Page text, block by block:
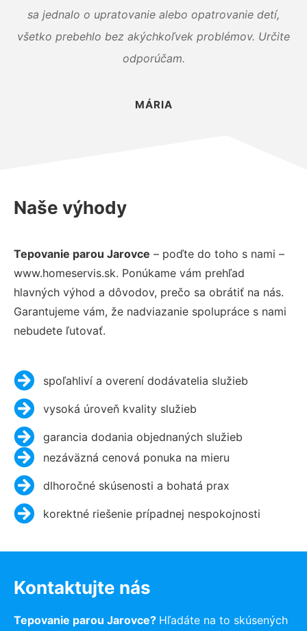
sa jednalo o upratovanie alebo opatrovanie detí,
všetko prebehlo bez akýchkoľvek problémov. Určite
odporúčam.
MÁRIA
Naše výhody
Tepovanie parou Jarovce – poďte do toho s nami –
www.homeservis.sk. Ponúkame vám prehľad
hlavných výhod a dôvodov, prečo sa obrátiť na nás.
Garantujeme vám, že nadviazanie spolupráce s nami
nebudete ľutovať.
spoľahliví a overení dodávatelia služieb
vysoká úroveň kvality služieb
garancia dodania objednaných služieb
nezáväzná cenová ponuka na mieru
dlhoročné skúsenosti a bohatá prax
korektné riešenie prípadnej nespokojnosti
Kontaktujte nás
Tepovanie parou Jarovce? Hľadáte na to skúsených